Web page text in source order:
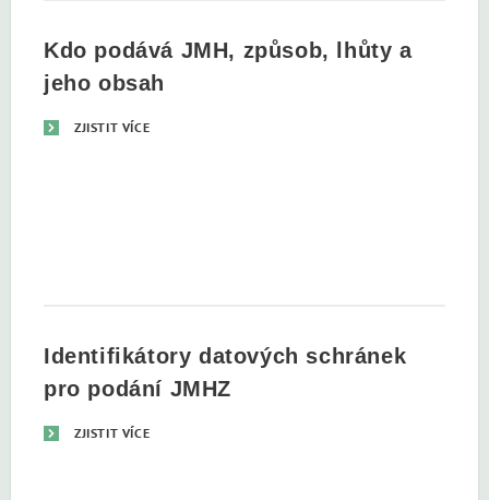
Kdo podává JMH, způsob, lhůty a
jeho obsah
ZJISTIT VÍCE
Identifikátory datových schránek
pro podání JMHZ
ZJISTIT VÍCE